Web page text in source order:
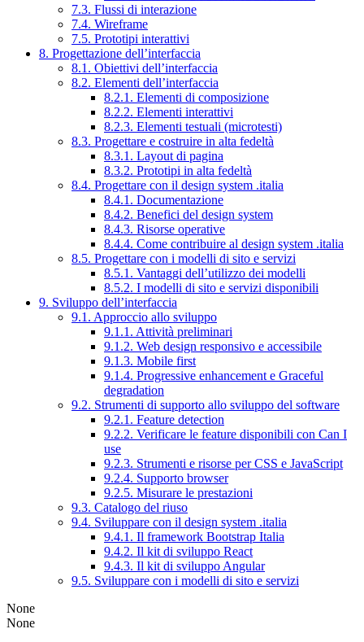
7.3. Flussi di interazione
7.4. Wireframe
7.5. Prototipi interattivi
8. Progettazione dell’interfaccia
8.1. Obiettivi dell’interfaccia
8.2. Elementi dell’interfaccia
8.2.1. Elementi di composizione
8.2.2. Elementi interattivi
8.2.3. Elementi testuali (microtesti)
8.3. Progettare e costruire in alta fedeltà
8.3.1. Layout di pagina
8.3.2. Prototipi in alta fedeltà
8.4. Progettare con il design system .italia
8.4.1. Documentazione
8.4.2. Benefici del design system
8.4.3. Risorse operative
8.4.4. Come contribuire al design system .italia
8.5. Progettare con i modelli di sito e servizi
8.5.1. Vantaggi dell’utilizzo dei modelli
8.5.2. I modelli di sito e servizi disponibili
9. Sviluppo dell’interfaccia
9.1. Approccio allo sviluppo
9.1.1. Attività preliminari
9.1.2. Web design responsivo e accessibile
9.1.3. Mobile first
9.1.4. Progressive enhancement e Graceful
degradation
9.2. Strumenti di supporto allo sviluppo del software
9.2.1. Feature detection
9.2.2. Verificare le feature disponibili con Can I
use
9.2.3. Strumenti e risorse per CSS e JavaScript
9.2.4. Supporto browser
9.2.5. Misurare le prestazioni
9.3. Catalogo del riuso
9.4. Sviluppare con il design system .italia
9.4.1. Il framework Bootstrap Italia
9.4.2. Il kit di sviluppo React
9.4.3. Il kit di sviluppo Angular
9.5. Sviluppare con i modelli di sito e servizi
None
None